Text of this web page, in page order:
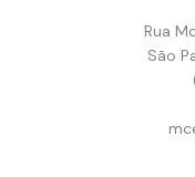
Rua
São